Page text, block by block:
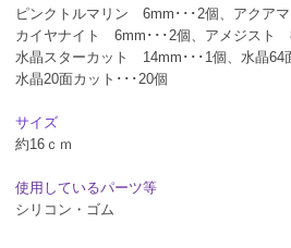
ピンクトルマリン 6mm･･･2個、アクア
カイヤナイト 6mm･･･2個、アメジスト
水晶スターカット 14mm･･･1個、水晶
水晶20面カット･･･20個
サイズ
約16ｃｍ
使用しているパーツ等
シリコン・ゴム